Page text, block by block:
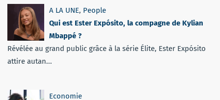
A LA UNE, People
Qui est Ester Expósito, la compagne de Kylian
Mbappé ?
Révélée au grand public grâce à la série Élite, Ester Expósito
attire autan...
Economie